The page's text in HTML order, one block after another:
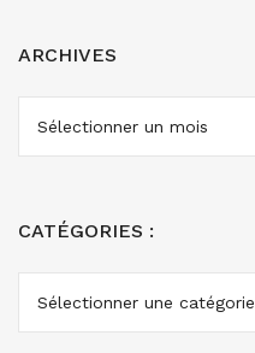
ARCHIVES
ARCHIVES
CATÉGORIES :
CATÉGORIES